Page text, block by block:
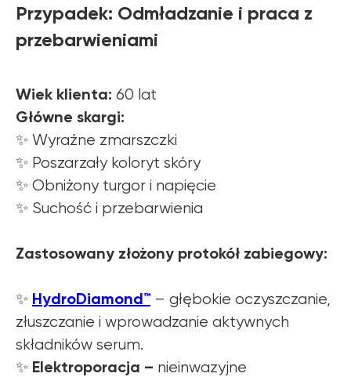
Przypadek: Odmładzanie i praca z
przebarwieniami
Wiek klienta: 60 lat
Główne skargi:
✨ Wyraźne zmarszczki
✨ Poszarzały koloryt skóry
✨ Obniżony turgor i napięcie
✨ Suchość i przebarwienia
Zastosowany złożony protokół zabiegowy:
✨ HydroDiamond™ – głębokie oczyszczanie,
złuszczanie i wprowadzanie aktywnych
składników serum.
✨ Elektroporacja – nieinwazyjne